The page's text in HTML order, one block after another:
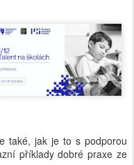
také, jak je to s podporou
příklady dobré praxe ze